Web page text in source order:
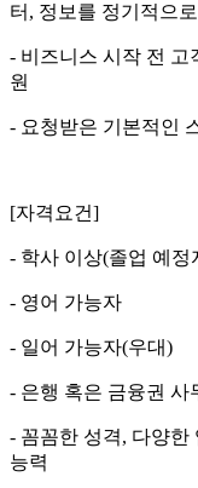
터 , 정보를 정기적으
- 비즈니스 시작 전 고
원
- 요청받은 기본적인
[자격요건]
- 학사 이상(졸업 예정
- 영어 가능자
- 일어 가능자(우대)
- 은행 혹은 금융권 사
- 꼼꼼한 성격, 다양한
능력